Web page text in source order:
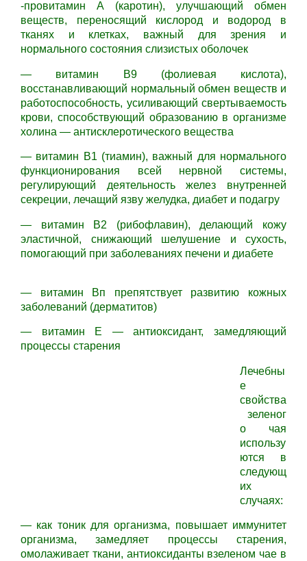
-провитамин А (каротин), улучшающий обмен
веществ, переносящий кислород и водород в
тканях и клетках, важный для зрения и
нормального состояния слизистых оболочек
— витамин В9 (фолиевая кислота),
восстанавливающий нормальный обмен веществ и
работоспособность, усиливающий свертываемость
крови, способствующий образованию в организме
холина — антисклеротического вещества
— витамин В1 (тиамин), важный для нормального
функционирования всей нервной системы,
регулирующий деятельность желез внутренней
секреции, лечащий язву желудка, диабет и подагру
— витамин В2 (рибофлавин), делающий кожу
эластичной, снижающий шелушение и сухость,
помогающий при заболеваниях печени и диабете
— витамин Вп препятствует развитию кожных
заболеваний (дерматитов)
— витамин Е — антиоксидант, замедляющий
процессы старения
Лечебны
е
свойства
зеленог
о чая
использу
ются в
следующ
их
случаях:
— как тоник для организма, повышает иммунитет
организма, замедляет процессы старения,
омолаживает ткани, антиоксиданты взеленом чае в